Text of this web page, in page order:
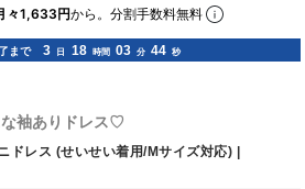
々1,633円から。分割手数料無料
まで 3 日 18 時間 03 分 44 秒
袖ありドレス♡
ドレス (せいせい着用/Mサイズ対応) |